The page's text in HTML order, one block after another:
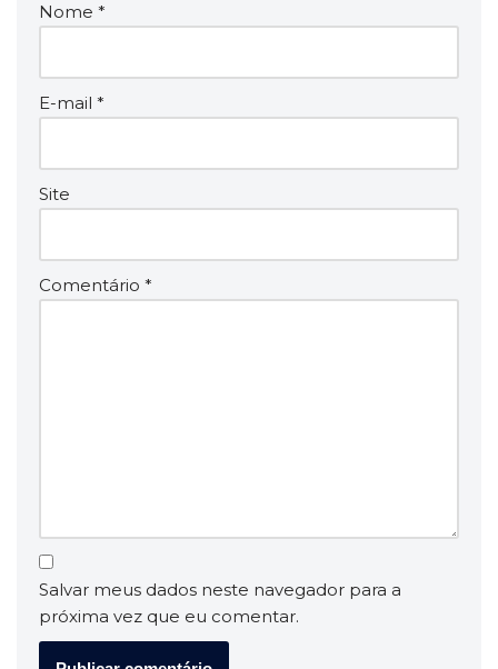
Nome *
E-mail *
Site
Comentário *
Salvar meus dados neste navegador para a
próxima vez que eu comentar.